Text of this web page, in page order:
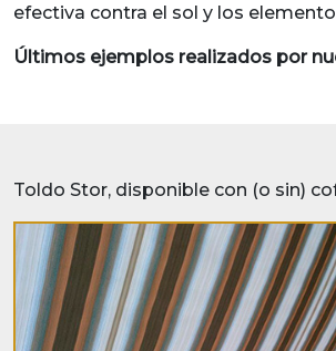
efectiva contra el sol y los
Últimos ejemplos realizados por
Toldo Stor, disponible con (o sin)